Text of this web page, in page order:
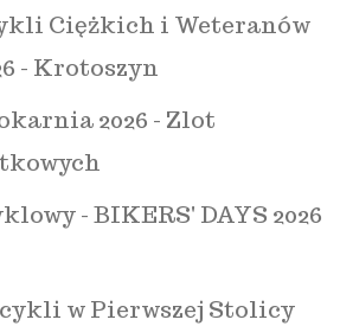
Ciężkich i Weteranów
- Krotoszyn
2026 - Zlot
- BIKERS' DAYS 2026
w Pierwszej Stolicy